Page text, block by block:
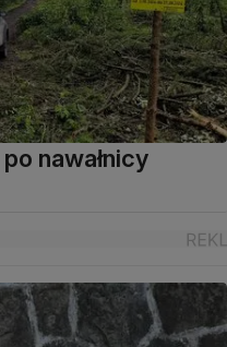
nawałnicy